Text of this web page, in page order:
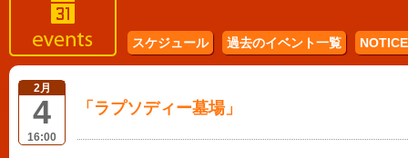
スケジュール 過去のイベント一覧
2月
4
16:00
「ラプソディー墓場」